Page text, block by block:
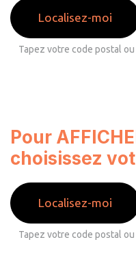
Localisez-moi
Pour
choisissez
Localisez-moi